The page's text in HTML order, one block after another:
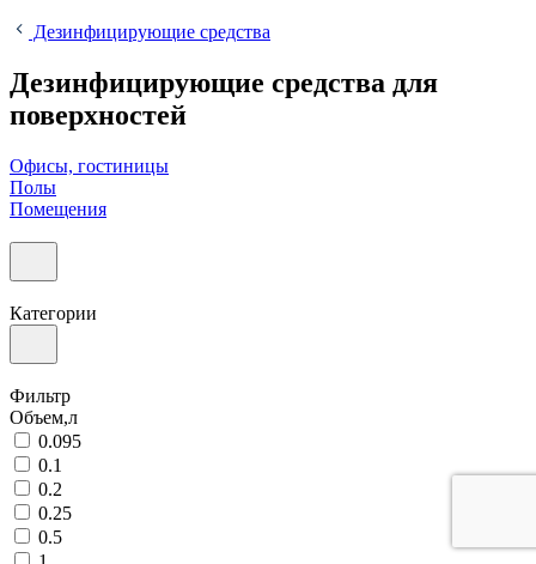
Дезинфицирующие средства
Дезинфицирующие средства для
поверхностей
Офисы, гостиницы
Полы
Помещения
Категории
Фильтр
Объем,л
0.095
0.1
0.2
0.25
0.5